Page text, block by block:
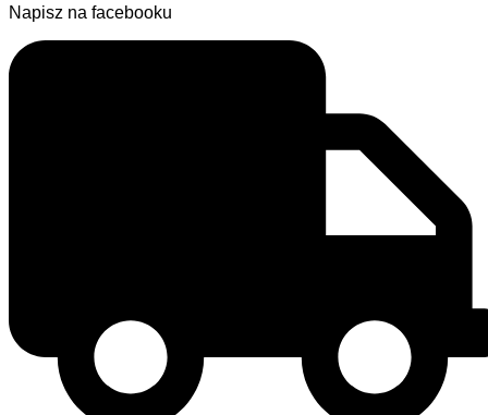
Napisz na facebooku